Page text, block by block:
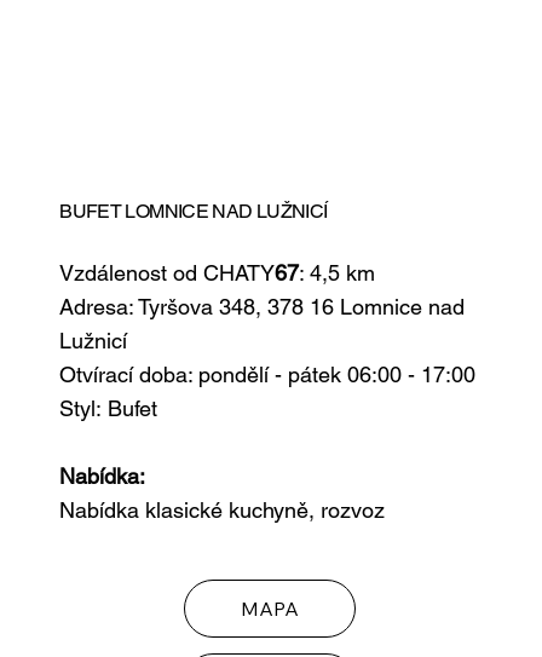
BUFET LOMNICE NAD LUŽNICÍ
Vzdálenost od CHATY67: 4,5 km
Adresa: Tyršova 348, 378 16 Lomnice nad
Lužnicí
Otvírací doba: pondělí - pátek 06:00 - 17:00
Styl: Bufet
Nabídka:
Nabídka klasické kuchyně, rozvoz
MAPA